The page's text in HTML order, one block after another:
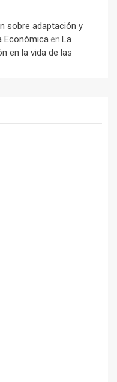
sobre adaptación y
Económica en La
en la vida de las